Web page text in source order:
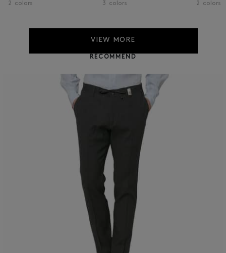
2 colors 3 colors 2 colors
VIEW MORE
RECOMMEND